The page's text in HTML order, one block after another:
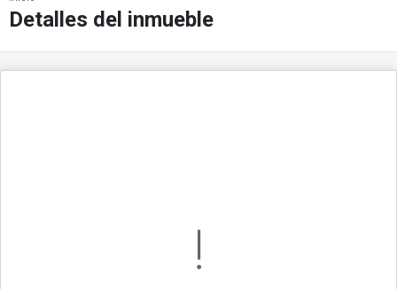
Detalles del inmueble